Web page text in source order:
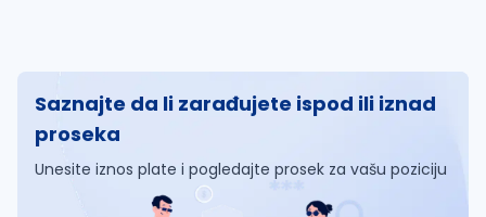
Saznajte da li zarađujete ispod ili iznad
proseka
Unesite iznos plate i pogledajte prosek za vašu poziciju